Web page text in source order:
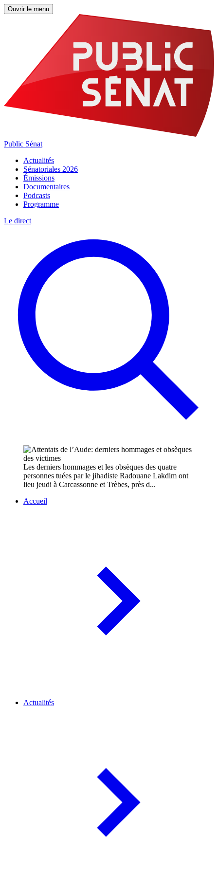
Ouvrir le menu
Public Sénat
Actualités
Sénatoriales 2026
Émissions
Documentaires
Podcasts
Programme
Le direct
Les derniers hommages et les obsèques des quatre
personnes tuées par le jihadiste Radouane Lakdim ont
lieu jeudi à Carcassonne et Trèbes, près d...
Accueil
Actualités